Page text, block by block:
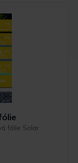
fólie Solar